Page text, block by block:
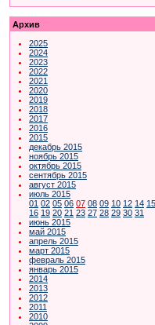
Архив
2025
2024
2023
2022
2021
2020
2019
2018
2017
2016
2015
декабрь 2015
ноябрь 2015
октябрь 2015
сентябрь 2015
август 2015
июль 2015
01 02 05 06 07 08 09 10 12 14 15
16 19 20 21 23 27 28 29 30 31
июнь 2015
май 2015
апрель 2015
март 2015
февраль 2015
январь 2015
2014
2013
2012
2011
2010